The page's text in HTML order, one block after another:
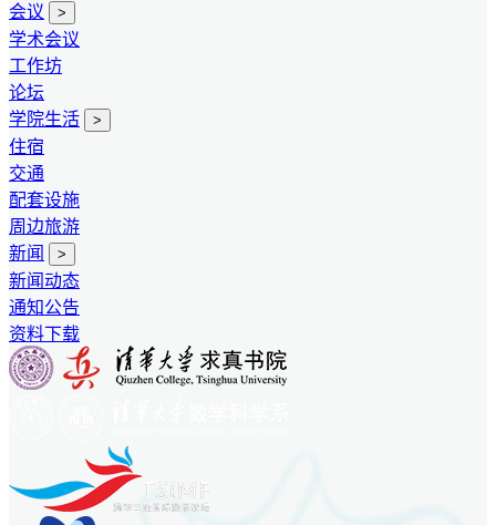
会议
>
学术会议
工作坊
论坛
学院生活
>
住宿
交通
配套设施
周边旅游
新闻
>
新闻动态
通知公告
资料下载